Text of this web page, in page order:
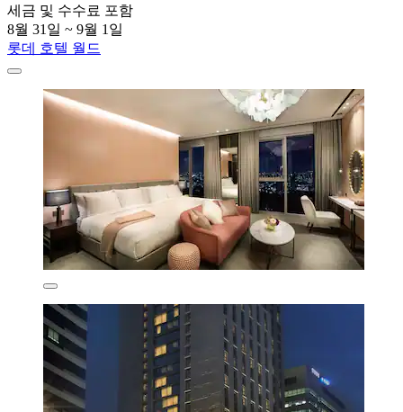
세금 및 수수료 포함
8월 31일 ~ 9월 1일
롯데 호텔 월드